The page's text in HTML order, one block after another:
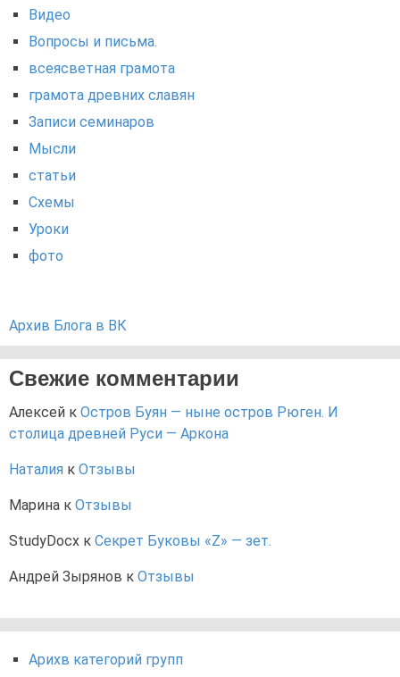
Видео
Вопросы и письма.
всеясветная грамота
грамота древних славян
Записи семинаров
Мысли
статьи
Схемы
Уроки
фото
Архив Блога в ВК
Свежие комментарии
Алексей к Остров Буян — ныне остров Рюген. И
столица древней Руси — Аркона
Наталия к Отзывы
Марина к Отзывы
StudyDocx к Секрет Буковы «Z» — зет.
Андрей Зырянов к Отзывы
Арихв категорий групп